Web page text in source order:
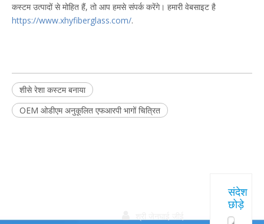
कस्टम उत्पादों से मोहित हैं, तो आप हमसे संपर्क करेंगे। हमारी वेबसाइट है
https://www.xhyfiberglass.com/.
शीसे रेशा कस्टम बनाया
OEM ओडीएम अनुकूलित एफआरपी भागों चित्रित
संदेश
छोड़े